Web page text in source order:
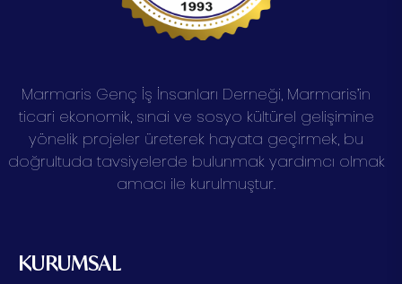
Marmaris Genç İş İnsanları Derneği, Marmaris’in
ticari ekonomik, sınai ve sosyo kültürel gelişimine
yönelik projeler üreterek hayata geçirmek, bu
doğrultuda tavsiyelerde bulunmak yardımcı olmak
amacı ile kurulmuştur.
KURUMSAL